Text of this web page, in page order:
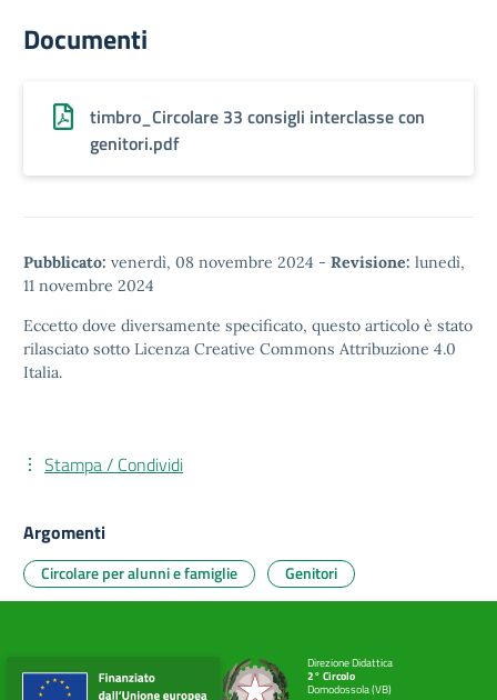
Documenti
timbro_Circolare 33 consigli interclasse con
genitori.pdf
Pubblicato: venerdì, 08 novembre 2024 - Revisione: lunedì,
11 novembre 2024
Eccetto dove diversamente specificato, questo articolo è stato
rilasciato sotto Licenza Creative Commons Attribuzione 4.0
Italia.
Stampa / Condividi
Argomenti
Circolare per alunni e famiglie Genitori
Direzione Didattica
2° Circolo
Domodossola (VB)